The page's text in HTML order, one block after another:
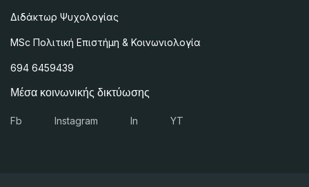
Διδάκτωρ Ψυχολογίας
MSc Πολιτική Επιστήμη & Κοινωνιολογία
694 6459439
Μέσα κοινωνικής δικτύωσης
Fb Instagram In YT